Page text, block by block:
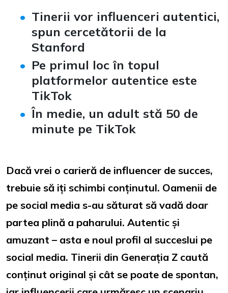
Tinerii vor influenceri autentici,
spun cercetătorii de la
Stanford
Pe primul loc în topul
platformelor autentice este
TikTok
În medie, un adult stă 50 de
minute pe TikTok
Dacă vrei o carieră de influencer de succes,
trebuie să iți schimbi conținutul. Oamenii de
pe social media s-au săturat să vadă doar
partea plină a paharului. Autentic și
amuzant – asta e noul profil al succeslui pe
social media. Tinerii din Generația Z caută
conținut original și cât se poate de spontan,